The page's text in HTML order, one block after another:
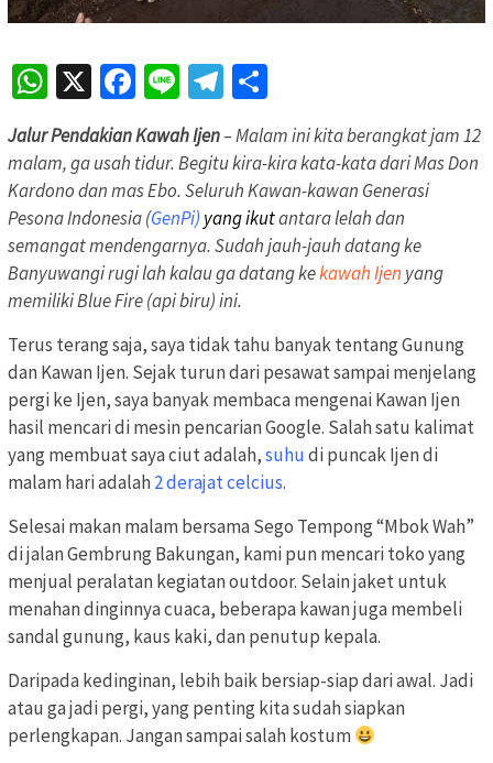
WhatsApp
X Facebook
LineTelegram
Jalur Pendakian Kawah Ijen– Malam ini kita berangkat jam 12
malam, ga usah tidur. Begitu kira-kira kata-kata dari Mas Don
Kardono dan mas Ebo. Seluruh Kawan-kawan Generasi
Pesona Indonesia (GenPi) yang ikutantara lelah dan
semangat mendengarnya. Sudah jauh-jauh datang ke
Banyuwangi rugi lah kalau ga datang kekawah Ijen yang
memiliki Blue Fire (api biru) ini.
Terus terang saja, saya tidak tahu banyak tentang Gunung
dan Kawan Ijen. Sejak turun dari pesawat sampai menjelang
pergi ke Ijen, saya banyak membaca mengenai Kawan Ijen
hasil mencari di mesin pencarian Google. Salah satu kalimat
yang membuat saya ciut adalah,suhudi puncak Ijen di
malam hari adalah2 derajat celcius.
Selesai makan malam bersama Sego Tempong “Mbok Wah”
di jalan Gembrung Bakungan, kami pun mencari toko yang
menjual peralatan kegiatan outdoor. Selain jaket untuk
menahan dinginnya cuaca, beberapa kawan juga membeli
sandal gunung, kaus kaki, dan penutup kepala.
Daripada kedinginan, lebih baik bersiap-siap dari awal. Jadi
atau ga jadi pergi, yang penting kita sudah siapkan
perlengkapan. Jangan sampai salah kostum